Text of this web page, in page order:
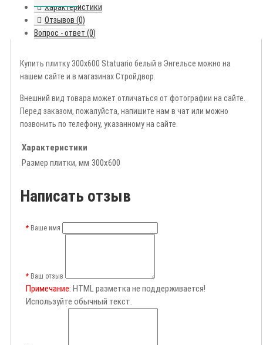
Характеристики
Отзывов (0)
Вопрос - ответ (0)
Купить плитку 300х600 Statuario белый в Энгельсе можно на
нашем сайте и в магазинах Стройдвор.
Внешний вид товара может отличаться от фотографии на сайте.
Перед заказом, пожалуйста, напишите нам в чат или можно
позвонить по телефону, указанному на сайте.
Характеристики
Размер плитки, мм 300х600
Написать отзыв
Ваше имя
Ваш отзыв
Примечание: HTML разметка не поддерживается!
Используйте обычный текст.